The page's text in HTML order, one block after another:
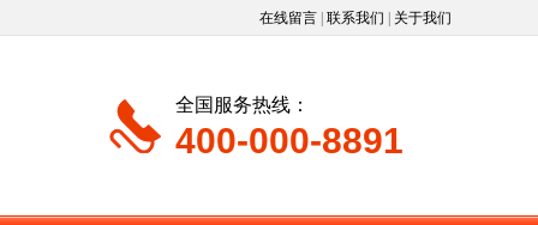
在线留言 联系我们 关于我们
全国服务热线：
400-000-8891